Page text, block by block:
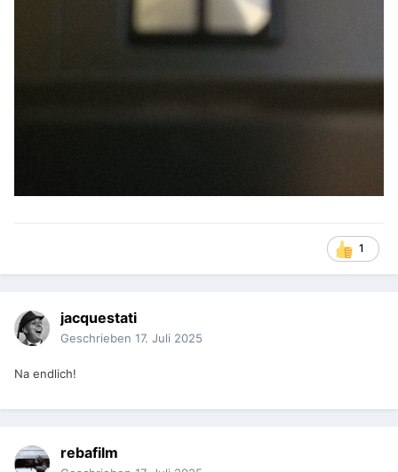
1
jacquestati
Geschrieben 17. Juli 2025
Na endlich!
rebafilm